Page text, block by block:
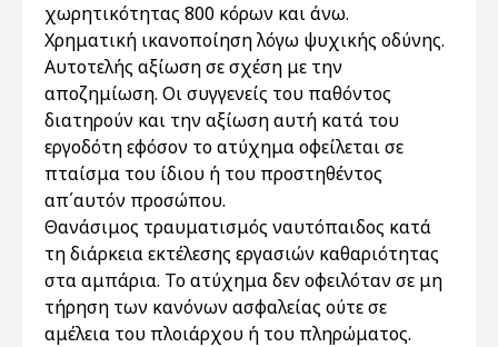
χωρητικότητας 800 κόρων και άνω.
Χρηματική ικανοποίηση λόγω ψυχικής οδύνης.
Αυτοτελής αξίωση σε σχέση με την
αποζημίωση. Οι συγγενείς του παθόντος
διατηρούν και την αξίωση αυτή κατά του
εργοδότη εφόσον το ατύχημα οφείλεται σε
πταίσμα του ίδιου ή του προστηθέντος
απ΄αυτόν προσώπου.
Θανάσιμος τραυματισμός ναυτόπαιδος κατά
τη διάρκεια εκτέλεσης εργασιών καθαριότητας
στα αμπάρια. Το ατύχημα δεν οφειλόταν σε μη
τήρηση των κανόνων ασφαλείας ούτε σε
αμέλεια του πλοιάρχου ή του πληρώματος.